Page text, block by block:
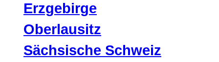
Erzgebirge
Oberlausitz
Sächsische Schweiz